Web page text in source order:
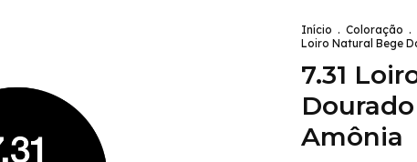
Início . Coloração .
Loiro Natural Bege
7.31
Amônia